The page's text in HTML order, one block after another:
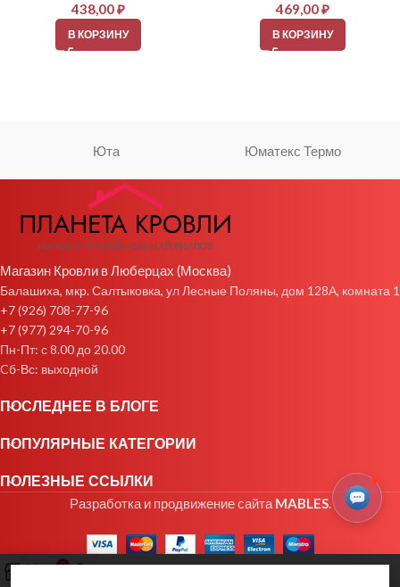
438,00₽
В КОРЗИНУ
469,00₽
В КОРЗИНУ
Юта Юматекс Термо
Магазин Кровли в Люберцах (Москва)
Балашиха, мкр. Салтыковка, ул Лесные Поляны, дом 128А, комната 1
+7 (926) 708-77-96
+7 (977) 294-70-96
Пн-Пт: с 8.00 до 20.00
Cб-Вс: выходной
ПОСЛЕДНЕЕ В БЛОГЕ
ПОПУЛЯРНЫЕ КАТЕГОРИИ
ПОЛЕЗНЫЕ ССЫЛКИ
Разработка и продвижение сайтаMABLES.
0